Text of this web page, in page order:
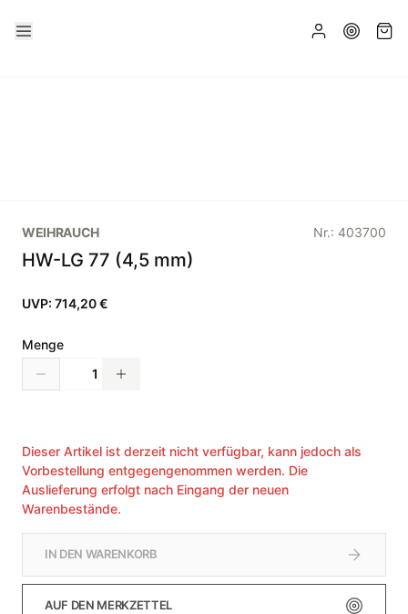
WEIHRAUCH Nr.: 403700
HW-LG 77 (4,5 mm)
UVP: 714,20 €
Menge
Dieser Artikel ist derzeit nicht verfügbar, kann jedoch als
Vorbestellung entgegengenommen werden. Die
Auslieferung erfolgt nach Eingang der neuen
Warenbestände.
IN DEN WARENKORB
AUF DEN MERKZETTEL